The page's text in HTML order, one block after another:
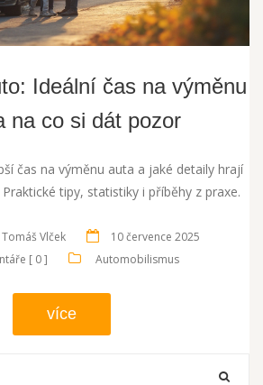
Ideální čas na výměnu
na co si dát pozor
čas na výměnu auta a jaké detaily hrají
tipy, statistiky i příběhy z praxe.
Vlček
10 července 2025
[ 0 ]
Automobilismus
více